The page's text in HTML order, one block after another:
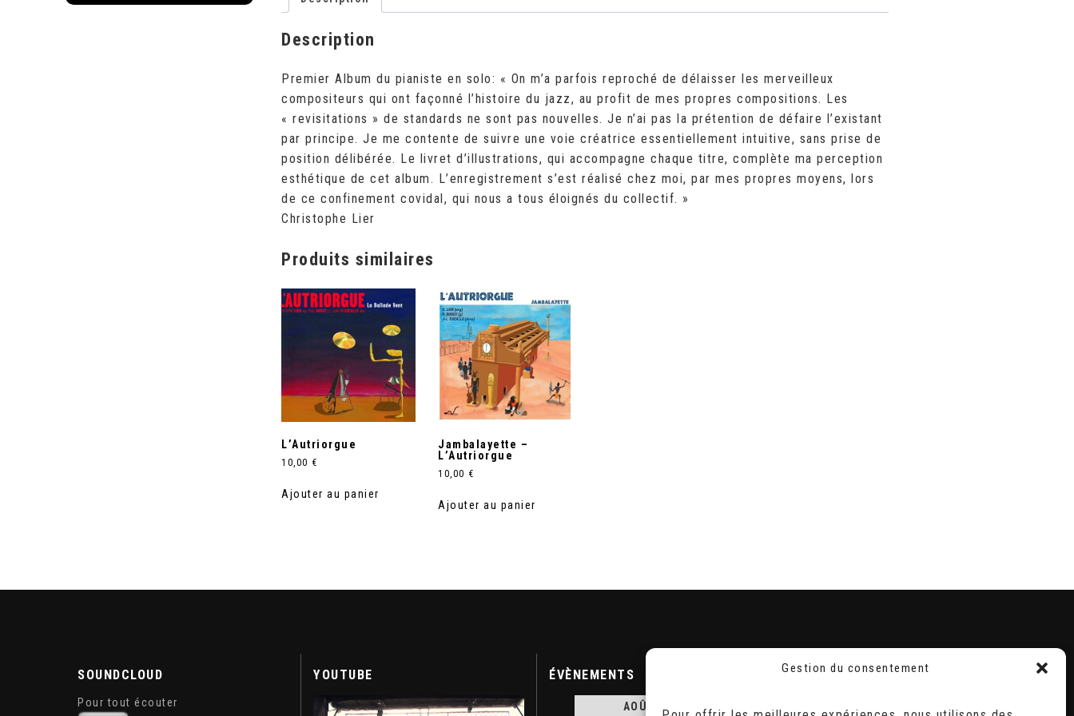
Gestion du consentement
Description
Premier Album du pianiste en solo: « On m’a parfois reproché de délaisser les merveilleux
compositeurs qui ont façonné l’histoire du jazz, au profit de mes propres compositions. Les
« revisitations » de standards ne sont pas nouvelles. Je n’ai pas la prétention de défaire l’existant
par principe. Je me contente de suivre une voie créatrice essentiellement intuitive, sans prise de
position délibérée. Le livret d’illustrations, qui accompagne chaque titre, complète ma perception
esthétique de cet album. L’enregistrement s’est réalisé chez moi, par mes propres moyens, lors
de ce confinement covidal, qui nous a tous éloignés du collectif. »
Christophe Lier
Produits similaires
L’Autriorgue
10,00 €
Ajouter au panier
Jambalayette –
L’Autriorgue
10,00 €
Ajouter au panier
SOUNDCLOUD
Pour tout écouter
YOUTUBE ÉVÈNEMENTS
AOÛT 2026
RECHERCHER